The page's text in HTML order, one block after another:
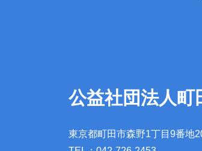
公益社団法人町
東京都町田市森野1丁目9番地